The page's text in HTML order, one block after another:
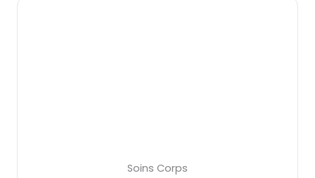
Soins Corps